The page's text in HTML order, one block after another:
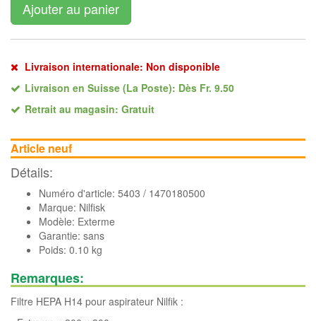
Ajouter au panier
Livraison internationale: Non disponible
Livraison en Suisse (La Poste): Dès Fr. 9.50
Retrait au magasin: Gratuit
Article neuf
Détails:
Numéro d'article: 5403 / 1470180500
Marque: Nilfisk
Modèle: Exterme
Garantie: sans
Poids: 0.10 kg
Remarques:
Filtre HEPA H14 pour aspirateur Nilfik :